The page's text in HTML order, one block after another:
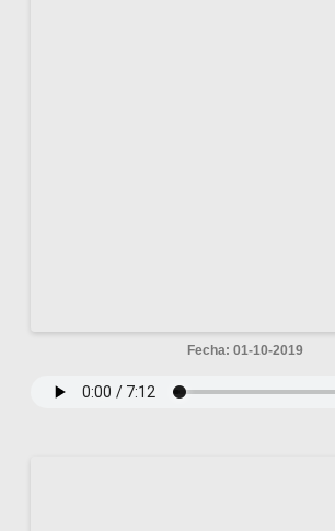
Fecha: 01-10-2019